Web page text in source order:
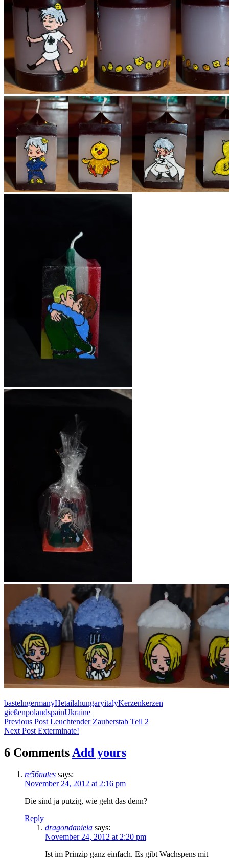
bastelngermanyHetailahungaryitalyKerzenkerzen
gießenpolandspainUkraine
Post
navigation
Previous Post Leuchtender Zauberstab Teil 2
Next Post Exterminate!
6 Comments Add yours
re56nates says:
November 24, 2012 at 2:16 pm
Die sind ja putzig, wie geht das denn?
Reply
dragondaniela says:
November 24, 2012 at 2:20 pm
Ist im Prinzip ganz einfach. Es gibt Wachspens mit